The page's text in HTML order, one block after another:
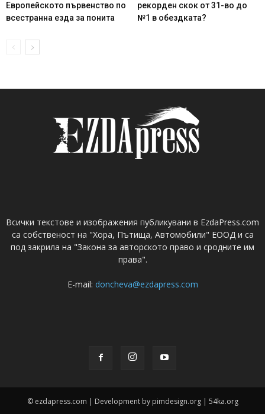
Европейското първенство по
всестранна езда за понита
рекорден скок от 31-во до
№1 в обездката?
Всички текстове и изображения публикувани в EzdaPress.com
са собственост на "Хора, Пътища, Автомобили" ЕООД и са
под закрила на "Закона за авторското право и сродните им
права".
E-mail: doncheva@ezdapress.com
© ezdapress.com | Development by pimdesign.org | 54ka.org